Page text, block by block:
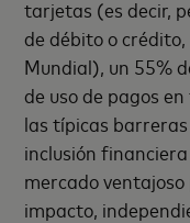
tarjetas (es decir,
de débito o
Mundial), un 55%
de uso de pagos
las típicas
inclusión
mercado
impacto,